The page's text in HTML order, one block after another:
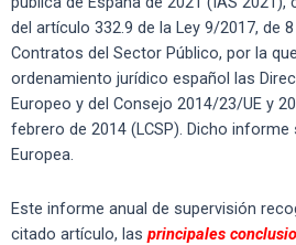
del artículo 332.9 de la Ley 9/2017, de
Contratos del Sector Público, por la
ordenamiento jurídico español las
Europeo y del Consejo 2014/23/UE y
febrero de 2014 (LCSP). Dicho
Europea.
Este informe anual de supervisión
citado artículo, las principales